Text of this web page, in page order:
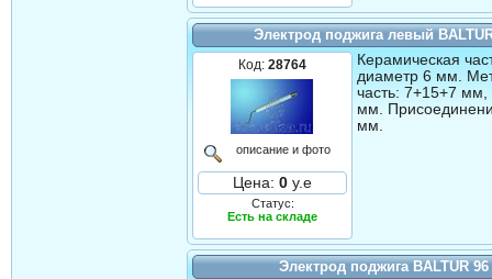
Электрод поджига левый
Код:28764
описание и фото
Цена: 0 у.е
Статус:
Есть на складе
Керамическая
диаметр 6 мм.
часть: 7+15+7
мм.
мм.
Электрод поджига BALTUR